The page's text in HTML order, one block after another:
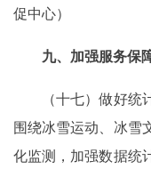
促中心）
九、加强服务保
（十七）做好统计
围绕冰雪运动、冰雪
化监测，加强数据统